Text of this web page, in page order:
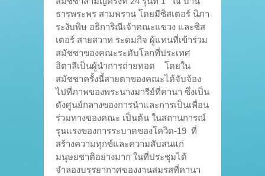
ธารพระพร สามพราน โดยมีซิสเตอร์ นิภา
ระงับพิษ อธิการิณีเจ้าคณะแขวง และซิส
เตอร์ สายสวาท ระดมกิจ ผู้แทนที่เข้าร่วม
สมัชชาของคณะระดับโลกที่ประเทศ
อิตาลีเป็นผู้นำการถ่ายทอด โดยใน
สมัชชาครั้งนี้สายตาของคณะได้จับจ้อง
ไปที่ภาพของพระนางมารีย์ที่คานา ซึ่งเป็น
ดังศูนย์กลางของการนำและการเป็นเพื่อน
ร่วมทางของคณะ เป็นต้น ในสถานการณ์
รุนแรงของการระบาดของโควิด-19 ที่
สร้างความทุกข์และความสับสนแก่
มนุษยชาติอย่างมาก ในที่ประชุมได้
จำลองบรรยากาศของงานสมรสที่คานา